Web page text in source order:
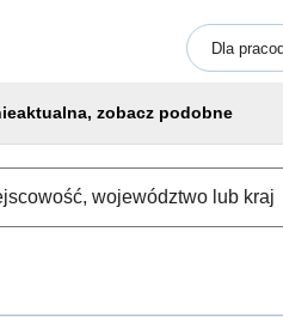
Dla
zobacz podobne